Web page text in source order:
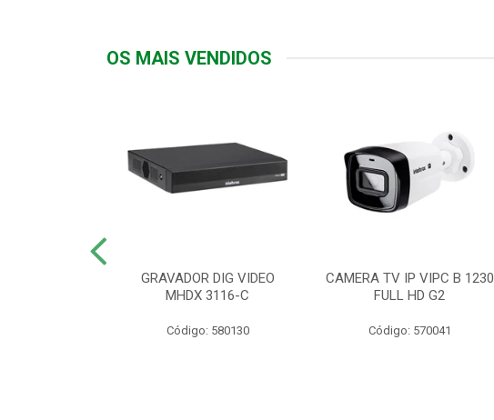
OS MAIS VENDIDOS
GRAVADOR DIG VIDEO
MHDX 3116-C
Código: 580130
CAMERA TV IP VIPC B 1230
FULL HD G2
Código: 570041